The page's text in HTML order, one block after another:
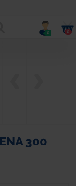
0 0
300